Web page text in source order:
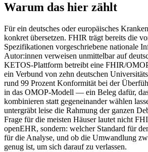
Warum das hier zählt
Für ein deutsches oder europäisches
konkret übersetzen. FHIR trägt bereits die
Spezifikationen vorgeschriebene nationale
Autor:innen verweisen unmittelbar auf
KETOS-Plattform betreibt eine FHIR/
ein Verbund von zehn deutschen
rund 99 Prozent Konformität bei der
in das OMOP-Modell — ein Beleg dafür,
kombinieren statt gegeneinander wählen
untergräbt leise die Rahmung der ganzen
Frage für die meisten Häuser lautet nicht
openEHR, sondern: welcher Standard für
für die Analyse, und ob die Umwandlung
genug ist, um sich darauf zu verlassen.